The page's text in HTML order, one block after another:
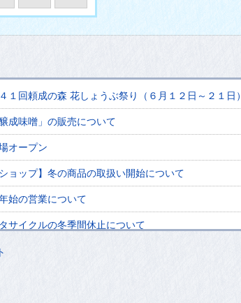
１回頼成の森 花しょうぶ祭り（６月１２日～２１日）
成味噌」の販売について
オープン
ョップ】冬の商品の取扱い開始について
始の営業について
サイクルの冬季間休止について
リニューアル